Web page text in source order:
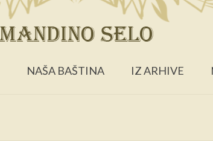
NAŠA BAŠTINA IZ ARHIVE